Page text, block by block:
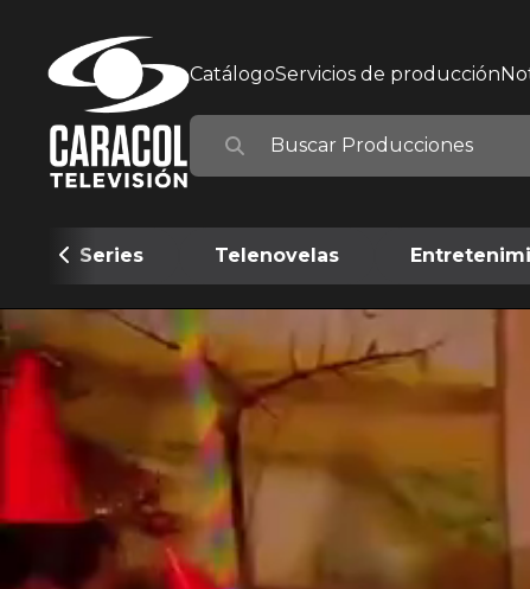
CatálogoServicios de producción
Series Telenovelas